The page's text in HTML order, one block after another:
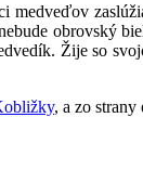
obrovský
Žije so
, a zo strany